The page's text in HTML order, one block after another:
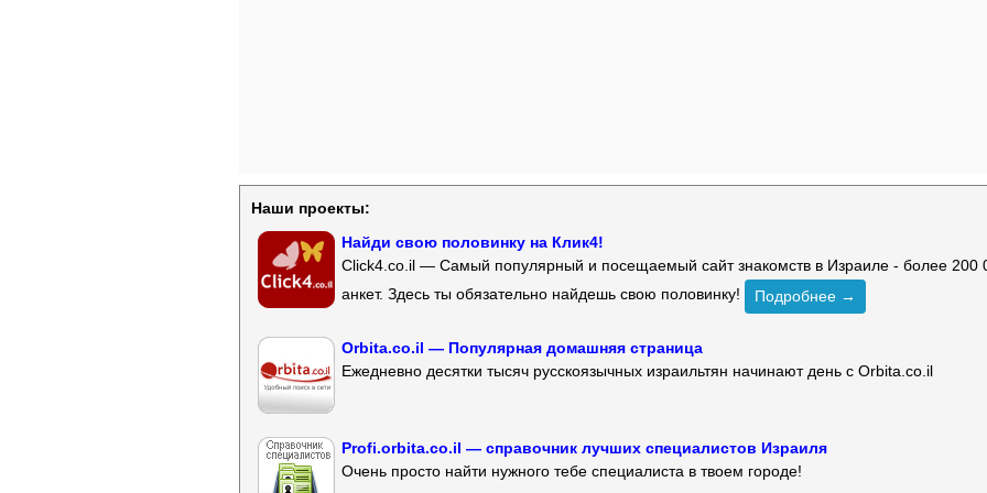
Наши проекты:
Найди свою половинку на Клик4!
Click4.co.il — Самый популярный и посещаемый сайт знакомств в Израиле - более 200
анкет. Здесь ты обязательно найдешь свою половинку!
Подробнее →
Orbita.co.il — Популярная домашняя страница
Ежедневно десятки тысяч русскоязычных израильтян начинают день с Orbita.co.il
Profi.orbita.co.il — справочник лучших специалистов Израиля
Очень просто найти нужного тебе специалиста в твоем городе!